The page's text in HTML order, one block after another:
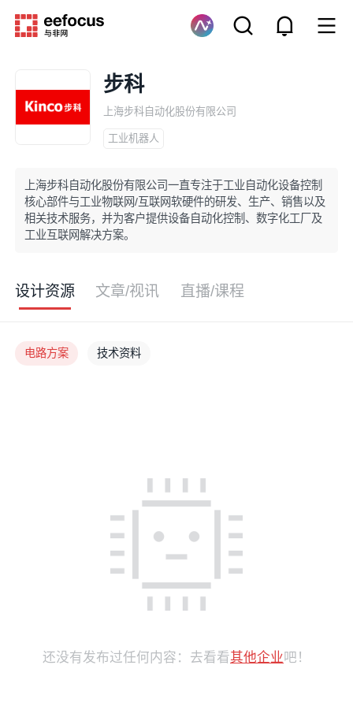
步科
上海步科自动化股份有限公司
工业机器人
上海步科自动化股份有限公司一直专注于工业自动化设备控制
核心部件与工业物联网/互联网软硬件的研发、生产、销售以及
相关技术服务，并为客户提供设备自动化控制、数字化工厂及
工业互联网解决方案。
设计资源 文章/视讯 直播/课程
电路方案 技术资料
还没有发布过任何内容：去看看其他企业吧！